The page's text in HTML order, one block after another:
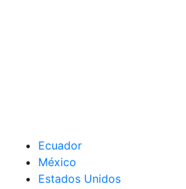
Ecuador
México
Estados Unidos